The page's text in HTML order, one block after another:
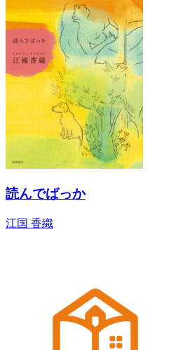
読んでばっか
江国 香織